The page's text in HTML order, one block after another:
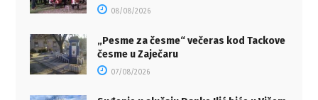
08/08/2026
„Pesme za česme“ večeras kod Tackove
česme u Zaječaru
07/08/2026